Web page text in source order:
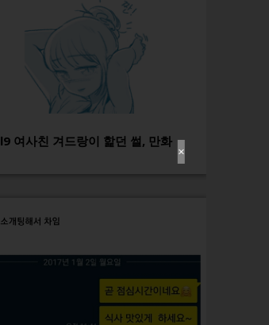
✕
l9 여사친 겨드랑이 핥던 썰, 만화